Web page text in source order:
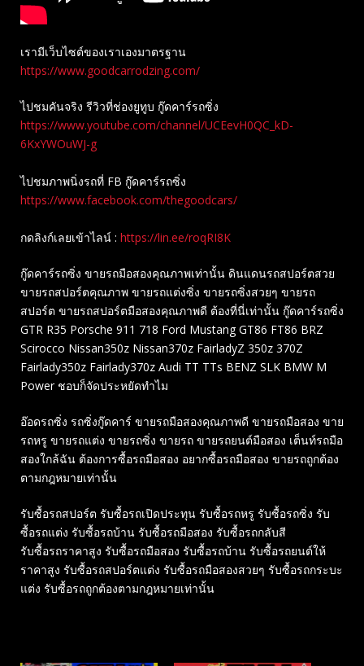
เรามีเว็บไซต์ของเราเองมาตรฐาน
https://www.goodcarrodzing.com/
ไปชมคันจริง รีวิวที่ช่องยู​ทูบ​ กู๊ดคาร์รถซิ่ง
https://www.youtube.com/channel/UCEevH0QC_kD-
6KxYWOuWJ-g
ไปชมภาพนิ่งรถที่ FB กู๊ดคาร์รถซิ่ง
https://www.facebook.com/thegoodcars/
กดลิงก์เลยเข้าไลน์ : https://lin.ee/roqRI8K
กู๊ดคาร์รถซิ่ง ขายรถมือสองคุณภาพเท่านั้น ดินแดนรถสปอร์ตสวย
ขายรถสปอร์ตคุณภาพ ขายรถแต่งซิ่ง ขายรถซิ่งสวยๆ ขายรถ
สปอร์ต ขายรถสปอร์ตมือสองคุณภาพดี ต้องที่นี่เท่านั้น กู๊ดคาร์รถซิ่ง
GTR R35 Porsche 911 718 Ford Mustang GT86 FT86 BRZ
Scirocco Nissan350z Nissan370z FairladyZ 350z 370Z
Fairlady350z Fairlady370z Audi TT TTs BENZ SLK BMW M
Power ชอบก็จัดประหยัดทำไม
อ๊อดรถซิ่ง รถซิ่งกู๊ดคาร์ ขายรถมือสองคุณภาพดี ขายรถมือสอง ขาย
รถหรู ขายรถแต่ง ขายรถซิ่ง ขายรถ ขายรถยนต์มือสอง เต็นท์รถมือ
สองใกล้ฉัน ต้องการซื้อรถมือสอง อยากซื้อรถมือสอง ขายรถถูกต้อง
ตามกฎหมายเท่านั้น
รับซื้อรถสปอร์ต รับซื้อรถเปิดประทุน รับซื้อรถหรู รับซื้อรถซิ่ง รับ
ซื้อรถแต่ง รับซื้อรถบ้าน รับซื้อรถมือสอง รับซื้อรถกลับสี
รับซื้อรถราคาสูง รับซื้อรถมือสอง รับซื้อรถบ้าน รับซื้อรถยนต์ให้
ราคาสูง รับซื้อรถสปอร์ตแต่ง รับซื้อรถมือสองสวยๆ รับซื้อรถกระบะ
แต่ง รับซื้อรถถูกต้องตามกฎหมายเท่านั้น